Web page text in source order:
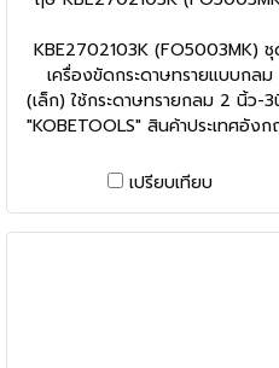
KBE2702103K (FO5003MK)
เครื่องขัดกระดาษทรายแบบกลม
(เล็ก) ใช้กระดาษทรายกลม 2 นิ้ว-3
"KOBETOOLS" สินค้าประเทศอังก
เปรียบเทียบ